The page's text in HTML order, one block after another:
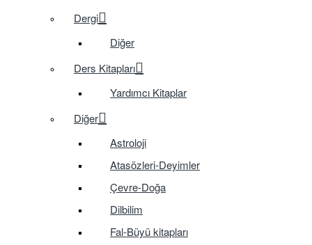
Dergi
Diğer
Ders Kitapları
Yardımcı Kitaplar
Diğer
Astroloji
Atasözleri-Deyimler
Çevre-Doğa
Dilbilim
Fal-Büyü kitapları